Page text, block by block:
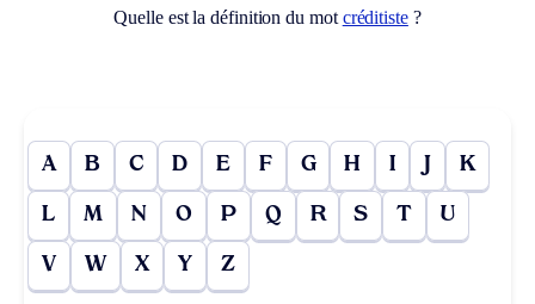
Quelle est la définition du mot créditiste?
A B C D E F G H I J K
L M N O P Q R S T U
V W X Y Z